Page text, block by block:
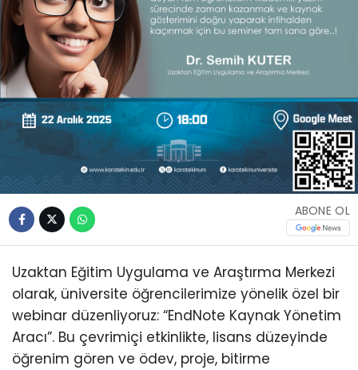
ABONE OL
Uzaktan Eğitim Uygulama ve Araştırma Merkezi
olarak, üniversite öğrencilerimize yönelik özel bir
webinar düzenliyoruz: “EndNote Kaynak Yönetim
Aracı”. Bu çevrimiçi etkinlikte, lisans düzeyinde
öğrenim gören ve ödev, proje, bitirme